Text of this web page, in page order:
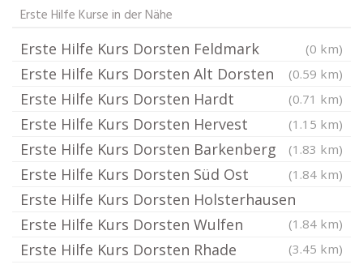
Erste Hilfe Kurse in der Nähe
Erste Hilfe Kurs Dorsten Feldmark (0 km)
Erste Hilfe Kurs Dorsten Alt Dorsten (0.59 km)
Erste Hilfe Kurs Dorsten Hardt (0.71 km)
Erste Hilfe Kurs Dorsten Hervest (1.15 km)
Erste Hilfe Kurs Dorsten Barkenberg (1.83 km)
Erste Hilfe Kurs Dorsten Süd Ost (1.84 km)
Erste Hilfe Kurs Dorsten Holsterhausen
(1.84 km)
Erste Hilfe Kurs Dorsten Wulfen
(3.45 km)
Erste Hilfe Kurs Dorsten Rhade